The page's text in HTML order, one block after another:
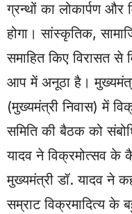
ग्रन्थों का लोकार्पण
होगा। सांस्कृतिक,
समाहित किए विरासत
आप में अनूठा है।
(मुख्यमंत्री निवास) में
समिति की बैठक को
यादव ने विक्रमोत्सव के
मुख्यमंत्री डॉ. यादव ने
सम्राट विक्रमादित्य के